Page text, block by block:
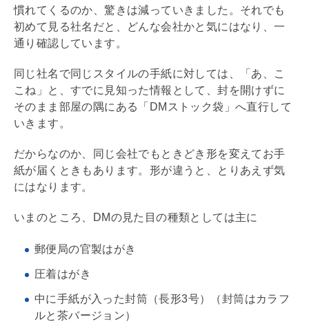
慣れてくるのか、驚きは減っていきました。それでも
初めて見る社名だと、どんな会社かと気にはなり、一
通り確認しています。
同じ社名で同じスタイルの手紙に対しては、「あ、こ
こね」と、すでに見知った情報として、封を開けずに
そのまま部屋の隅にある「DMストック袋」へ直行して
いきます。
だからなのか、同じ会社でもときどき形を変えてお手
紙が届くときもあります。形が違うと、とりあえず気
にはなります。
いまのところ、DMの見た目の種類としては主に
郵便局の官製はがき
圧着はがき
中に手紙が入った封筒（長形3号）（封筒はカラフ
ルと茶バージョン）